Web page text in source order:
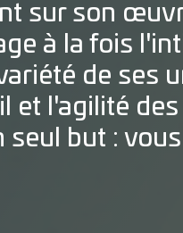
sur son
à la fois
de ses
et l'agilité
seul but :